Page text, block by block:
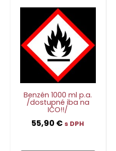
Benzén 1000 ml p.a.
/dostupné iba na
IČO!!/
55,90 € s DPH